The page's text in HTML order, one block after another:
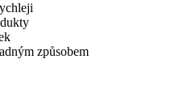
způsobem